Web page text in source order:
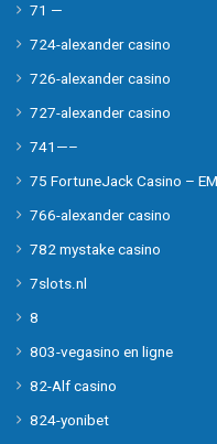
71 —
724-alexander casino
726-alexander casino
727-alexander casino
741—–
75 FortuneJack Casino –
766-alexander casino
782 mystake casino
7slots.nl
8
803-vegasino en ligne
82-Alf casino
824-yonibet